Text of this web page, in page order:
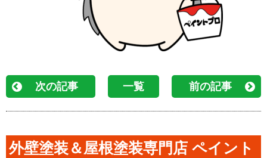
次の記事 一覧 前の記事
外壁塗装＆屋根塗装専門店 ペイント